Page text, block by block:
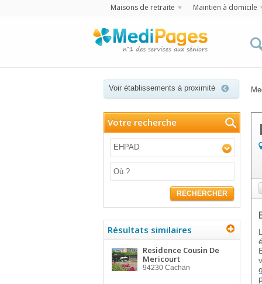
Maisons de retraite Maintien à domicile
Voir établissements à proximité
Votre recherche
EHPAD
RECHERCHER
Résultats similaires
Residence Cousin De
Mericourt
94230 Cachan